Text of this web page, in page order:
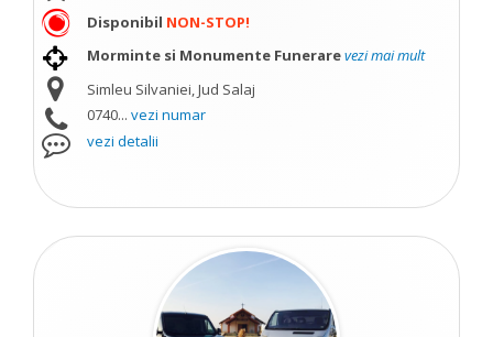
Disponibil NON-STOP!
Morminte si Monumente Funerarevezi mai mult
Simleu Silvaniei, Jud Salaj
0740... vezi numar
vezi detalii